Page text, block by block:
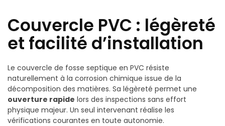
Couvercle PVC : légèreté
et facilité d’installation
Le couvercle de fosse septique en PVC résiste
naturellement à la corrosion chimique issue de la
décomposition des matières. Sa légèreté permet une
ouverture rapide lors des inspections sans effort
physique majeur. Un seul intervenant réalise les
vérifications courantes en toute autonomie.